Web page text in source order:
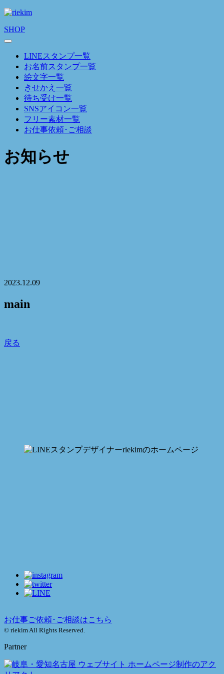
SHOP
LINEスタンプ一覧
お名前スタンプ一覧
絵文字一覧
きせかえ一覧
待ち受け一覧
SNSアイコン一覧
フリー素材一覧
お仕事依頼･ご相談
お知らせ
2023.12.09
main
戻る
お仕事ご依頼･ご相談はこちら
© riekim All Rights Reserved.
Partner